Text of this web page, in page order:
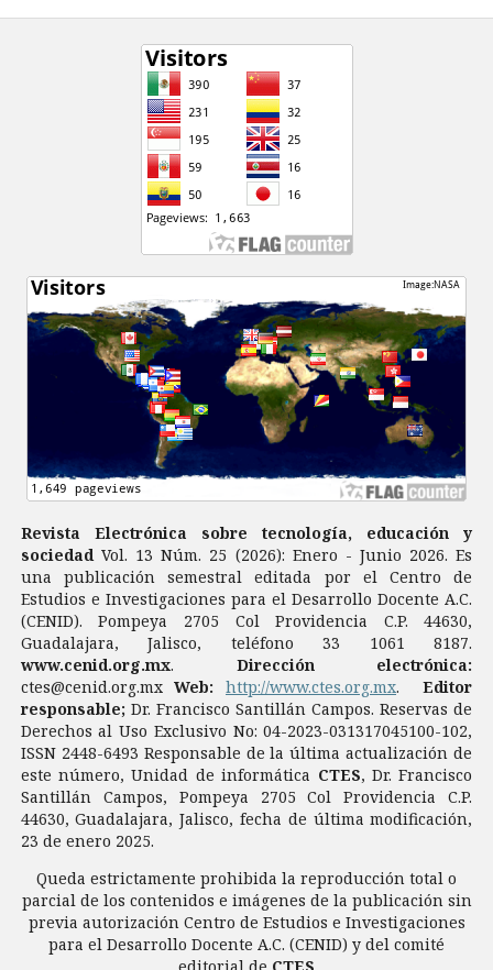
Revista Electrónica sobre tecnología, educación y
sociedad Vol. 13 Núm. 25 (2026): Enero - Junio 2026. Es
una publicación semestral editada por el Centro de
Estudios e Investigaciones para el Desarrollo Docente A.C.
(CENID). Pompeya 2705 Col Providencia C.P. 44630,
Guadalajara, Jalisco, teléfono 33 1061 8187.
www.cenid.org.mx. Dirección electrónica:
ctes@cenid.org.mxWeb: http://www.ctes.org.mx. Editor
responsable;Dr. Francisco Santillán Campos. Reservas de
Derechos al Uso Exclusivo No: 04-2023-031317045100-102,
ISSN 2448-6493 Responsable de la última actualización de
este número, Unidad de informática CTES, Dr. Francisco
Santillán Campos, Pompeya 2705 Col Providencia C.P.
44630, Guadalajara, Jalisco, fecha de última modificación,
23 de enero 2025.
Queda estrictamente prohibida la reproducción total o
parcial de los contenidos e imágenes de la publicación sin
previa autorización Centro de Estudios e Investigaciones
para el Desarrollo Docente A.C. (CENID) y del comité